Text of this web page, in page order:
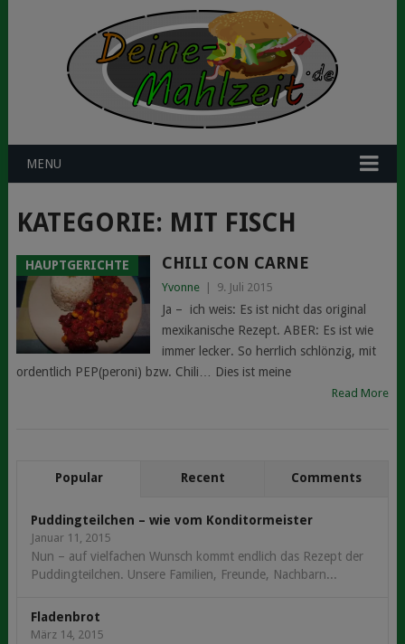
MENU
KATEGORIE: MIT FISCH
HAUPTGERICHTE CHILI CON CARNE
Yvonne 9. Juli 2015
Ja – ich weis: Es ist nicht das original
mexikanische Rezept. ABER: Es ist wie
immer lecker. So herrlich schlönzig, mit
ordentlich PEP(peroni) bzw. Chili… Dies ist meine
Read More
Popular Recent Comments
Puddingteilchen – wie vom Konditormeister
Januar 11, 2015
Nun – auf vielfachen Wunsch kommt endlich das Rezept der
Puddingteilchen. Unsere Familien, Freunde, Nachbarn...
Fladenbrot
März 14, 2015